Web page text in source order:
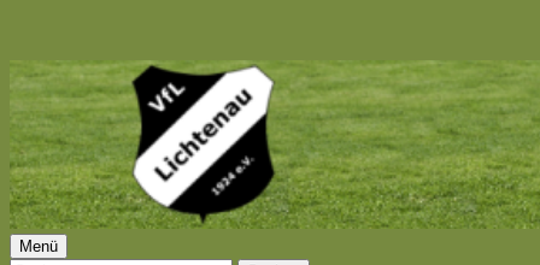
Springe
zum
Inhalt
Primäres
Menü